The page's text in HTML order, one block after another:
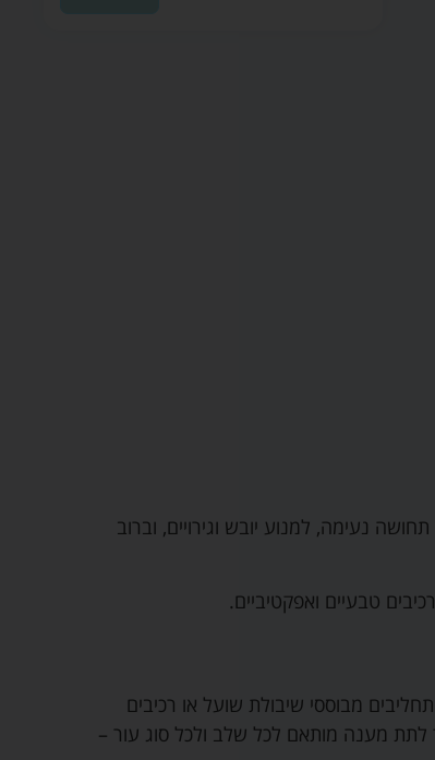
נעימה, למנוע יובש וגירויים, וברוב
טבעיים ואפקטיביים.
מבוססי שיבולת שועל או רכיבים
לתת מענה מותאם לכל שלב ולכל סוג עור –